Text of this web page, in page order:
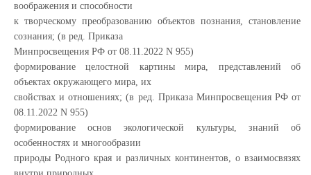
воображения и способности
к творческому преобразованию объектов познания, становление
сознания; (в ред. Приказа
Минпросвещения РФ от 08.11.2022 N 955)
формирование целостной картины мира, представлений об
объектах окружающего мира, их
свойствах и отношениях; (в ред. Приказа Минпросвещения РФ от
08.11.2022 N 955)
формирование основ экологической культуры, знаний об
особенностях и многообразии
природы Родного края и различных континентов, о взаимосвязях